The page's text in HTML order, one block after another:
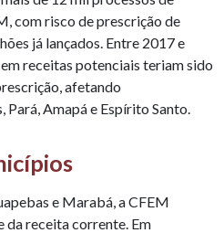
com risco de prescrição de
já lançados. Entre 2017 e
receitas potenciais teriam sido
afetando
Amapá e Espírito Santo.
e Marabá, a CFEM
da receita corrente. Em